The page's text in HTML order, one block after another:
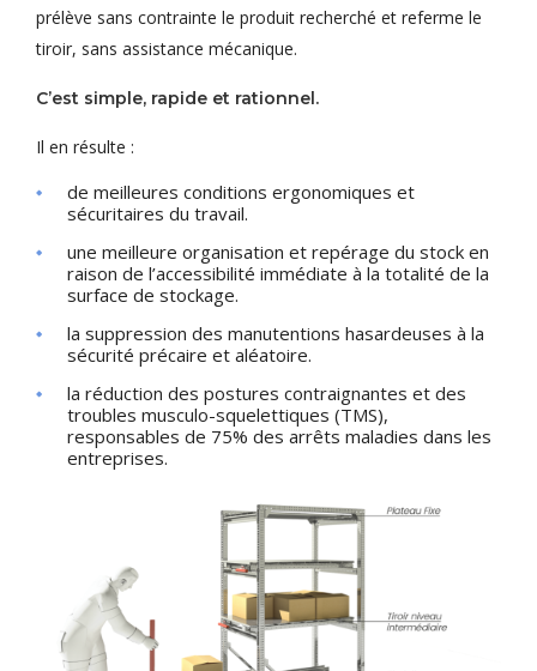
prélève sans contrainte le produit recherché et referme le
tiroir, sans assistance mécanique.
C’est simple, rapide et rationnel.
Il en résulte :
de meilleures conditions ergonomiques et
sécuritaires du travail.
une meilleure organisation et repérage du stock en
raison de l’accessibilité immédiate à la totalité de la
surface de stockage.
la suppression des manutentions hasardeuses à la
sécurité précaire et aléatoire.
la réduction des postures contraignantes et des
troubles musculo-squelettiques (TMS),
responsables de 75% des arrêts maladies dans les
entreprises.